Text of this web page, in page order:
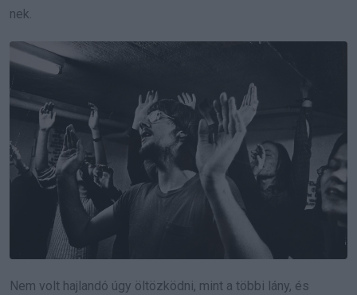
nek.
Nem volt hajlandó úgy öltözködni, mint a többi lány, és